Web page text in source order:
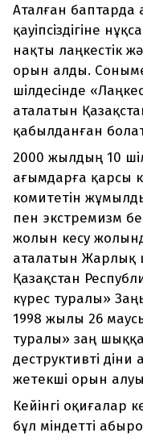
Аталған
қауіпсіздігіне
нақты лаңкестік
орын алды.
шілдесінде
аталатын
қабылданған
2000 жылдың 10
ағымдарға қарсы
комитетін
пен экстремизм
жолын кесу
аталатын Жарлық
Қазақстан
күрес туралы»
1998 жылы 26
туралы» заң
деструктивті
жетекші орын
Кейінгі оқиғалар
бұл міндетті